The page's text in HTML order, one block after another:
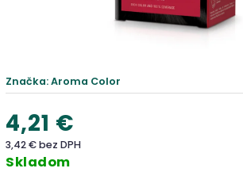
Značka:Aroma Color
4,21 €
3,42 € bez DPH
Skladom